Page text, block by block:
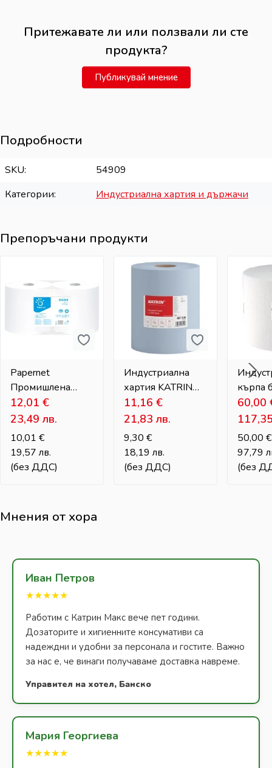
Притежавате ли или ползвали ли сте
продукта?
Публикувай мнение
Подробности
SKU
54909
Категории
Индустриална хартия и държачи
Препоръчани продукти
Papernet
Промишлена
хартия на големи
ролки – 2-
пластова,
целулоза
12,01 €
23,49 лв.
10,01 €
19,57 лв.
(без ДДС)
Индустриална
хартия KATRIN
синя – 2-пластова,
180 м
11,16€
21,83лв.
9,30€
18,19лв.
(без ДДС)
кърпа
MAX –
среди
60,00
50,00€
97,79
(без
Мнения от хора
Иван Петров
★★★★★
Работим с Катрин Макс вече пет години.
Дозаторите и хигиенните консумативи са
надеждни и удобни за персонала и гостите. Важно
за нас е, че винаги получаваме доставка навреме.
Управител на хотел, Банско
Мария Георгиева
★★★★★